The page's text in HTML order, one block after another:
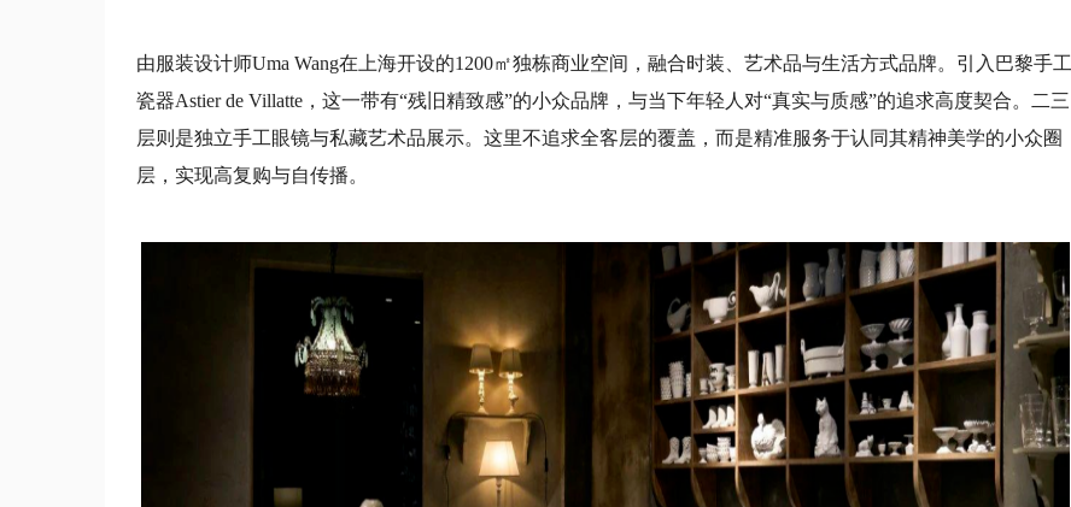
由服装设计师Uma Wang在上海开设的1200㎡独栋商业空间，融合时装、艺术品与生活方式品牌。引入巴黎手工
瓷器Astier de Villatte，这一带有“残旧精致感”的小众品牌，与当下年轻人对“真实与质感”的追求高度契合。二三
层则是独立手工眼镜与私藏艺术品展示。这里不追求全客层的覆盖，而是精准服务于认同其精神美学的小众圈
层，实现高复购与自传播。